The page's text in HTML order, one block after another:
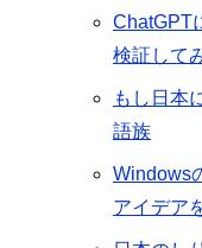
ChatGPT
検証して
もし日本
語族
Windows
アイデア